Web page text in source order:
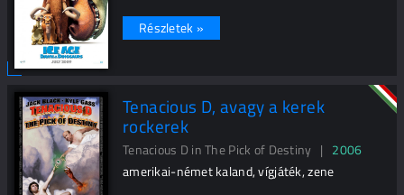
Részletek »
Tenacious D, avagy a kerek
rockerek
Tenacious D in The Pick of Destiny | 2006
amerikai-német kaland, vígjáték, zene